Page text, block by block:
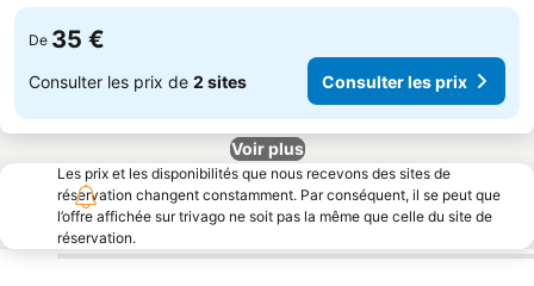
De 35 €
Consulter les prix de 2 sites Consulter les prix
Voir plus
Les prix et les disponibilités que nous recevons des sites de
réservation changent constamment. Par conséquent, il se peut que
l’offre affichée sur trivago ne soit pas la même que celle du site de
réservation.